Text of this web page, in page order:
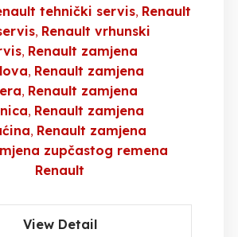
tehnički servis Renault
Renault vrhunski
Renault zamjena
Renault zamjena
Renault zamjena
Renault zamjena
Renault zamjena
zupčastog remena
Renault
View Detail